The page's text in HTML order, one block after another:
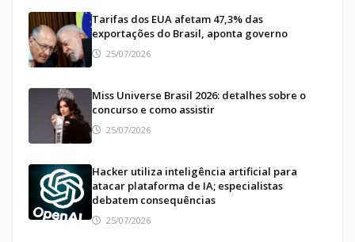
Tarifas dos EUA afetam 47,3% das
exportações do Brasil, aponta governo
25/07/2026
Miss Universe Brasil 2026: detalhes sobre o
concurso e como assistir
25/07/2026
Hacker utiliza inteligência artificial para
atacar plataforma de IA; especialistas
debatem consequências
25/07/2026